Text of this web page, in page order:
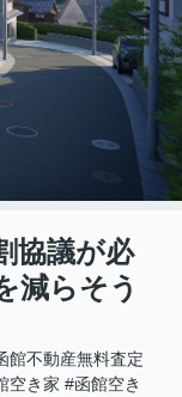
協議が必
減らそう
館不動産無料査定
空き家 #函館空き